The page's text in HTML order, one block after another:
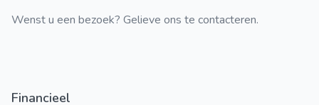
Wenst u een bezoek? Gelieve ons te contacteren.
Financieel